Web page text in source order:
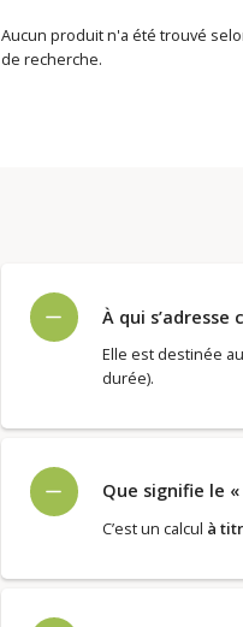
Aucun produit n'a été trouvé
de recherche.
À qui
Elle est destinée
durée).
Que signifie le
C’est un calcul à